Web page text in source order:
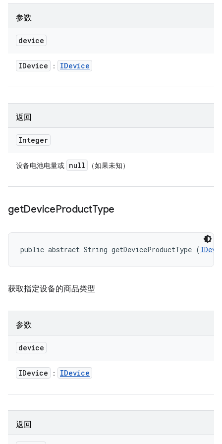
参数
device
IDevice ： IDevice
返回
Integer
设备电池电量或 null （如果未知）
getDeviceProductType
public abstract String getDeviceProductType (
获取指定设备的商品类型
参数
device
IDevice ： IDevice
返回